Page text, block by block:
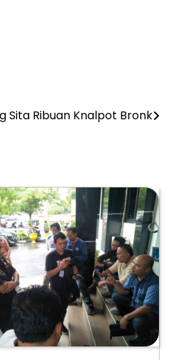
Sita Ribuan Knalpot Bronk